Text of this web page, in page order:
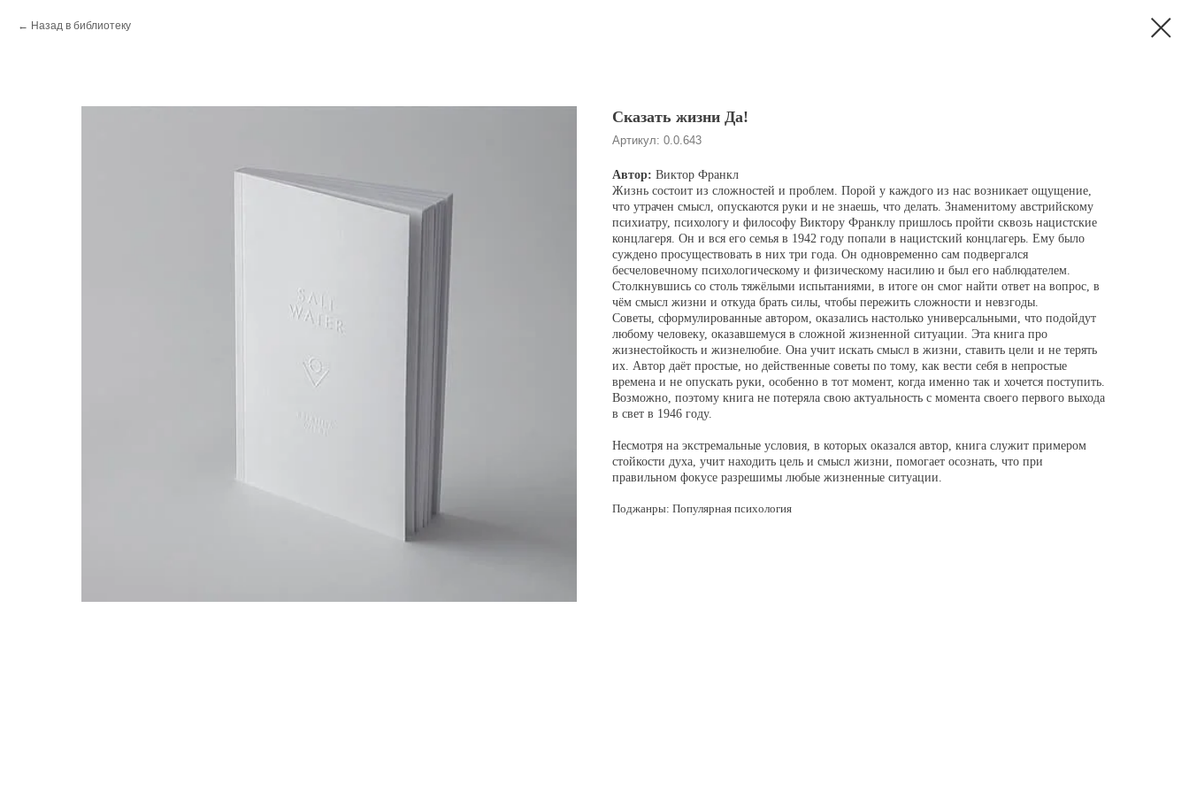
Назад в библиотеку
Сказать жизни Да!
Артикул: 0.0.643
Автор: Виктор Франкл
Жизнь состоит из сложностей и проблем. Порой у каждого из нас возникает ощущение,
что утрачен смысл, опускаются руки и не знаешь, что делать. Знаменитому австрийскому
психиатру, психологу и философу Виктору Франклу пришлось пройти сквозь нацистские
концлагеря. Он и вся его семья в 1942 году попали в нацистский концлагерь. Ему было
суждено просуществовать в них три года. Он одновременно сам подвергался
бесчеловечному психологическому и физическому насилию и был его наблюдателем.
Столкнувшись со столь тяжёлыми испытаниями, в итоге он смог найти ответ на вопрос, в
чём смысл жизни и откуда брать силы, чтобы пережить сложности и невзгоды.
Советы, сформулированные автором, оказались настолько универсальными, что подойдут
любому человеку, оказавшемуся в сложной жизненной ситуации. Эта книга про
жизнестойкость и жизнелюбие. Она учит искать смысл в жизни, ставить цели и не терять
их. Автор даёт простые, но действенные советы по тому, как вести себя в непростые
времена и не опускать руки, особенно в тот момент, когда именно так и хочется поступить.
Возможно, поэтому книга не потеряла свою актуальность с момента своего первого выхода
в свет в 1946 году.
Несмотря на экстремальные условия, в которых оказался автор, книга служит примером
стойкости духа, учит находить цель и смысл жизни, помогает осознать, что при
правильном фокусе разрешимы любые жизненные ситуации.
Поджанры: Популярная психология